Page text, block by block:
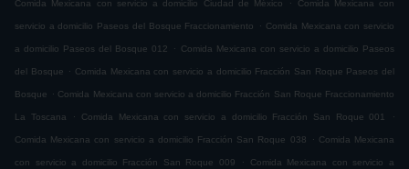
Comida Mexicana con servicio a domicilio Ciudad de México Comida Mexicana con
servicio a domicilio Paseos del Bosque Fraccionamiento . Comida Mexicana con servicio
a domicilio Paseos del Bosque 012 . Comida Mexicana con servicio a domicilio Paseos
del Bosque . Comida Mexicana con servicio a domicilio Fracción San Roque Paseos del
Bosque . Comida Mexicana con servicio a domicilio Fracción San Roque Fraccionamiento
La Toscana . Comida Mexicana con servicio a domicilio Fracción San Roque 001 .
Comida Mexicana con servicio a domicilio Fracción San Roque 038 . Comida Mexicana
con servicio a domicilio Fracción San Roque 009 . Comida Mexicana con servicio a